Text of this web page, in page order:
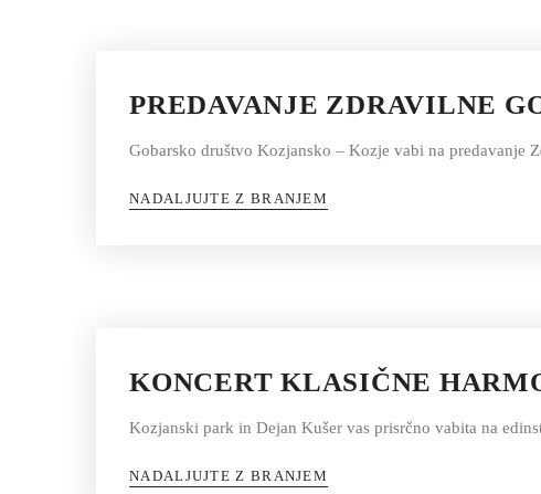
PREDAVANJE ZDRAVILNE
Gobarsko društvo Kozjansko – Kozje vabi na predavanje
NADALJUJTE Z BRANJEM
KONCERT KLASIČNE
Kozjanski park in Dejan Kušer vas prisrčno vabita na
NADALJUJTE Z BRANJEM